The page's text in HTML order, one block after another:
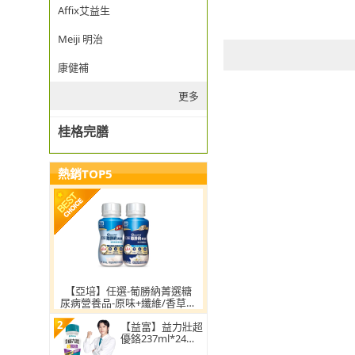
Affix艾益生
Meiji 明治
康健補
更多
桂格完膳
熱銷TOP5
【亞培】任選-葡勝納菁選糖
尿病營養品-原味+纖維/香草口
味 200ml x24入 x2箱(低GI、
糖尿病適用 戴資穎代言)
2
【益富】益力壯超
優鉻237ml*24入